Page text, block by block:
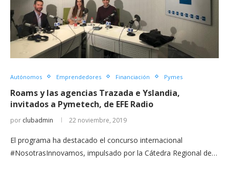
Autónomos Emprendedores Financiación Pymes
Roams y las agencias Trazada e Yslandia,
invitados a Pymetech, de EFE Radio
por clubadmin 22 noviembre, 2019
El programa ha destacado el concurso internacional
#NosotrasInnovamos, impulsado por la Cátedra Regional de…